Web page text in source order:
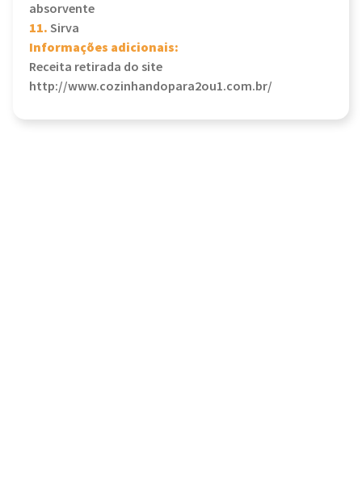
absorvente
11.Sirva
Informações adicionais:
Receita retirada do site
http://www.cozinhandopara2ou1.com.br/